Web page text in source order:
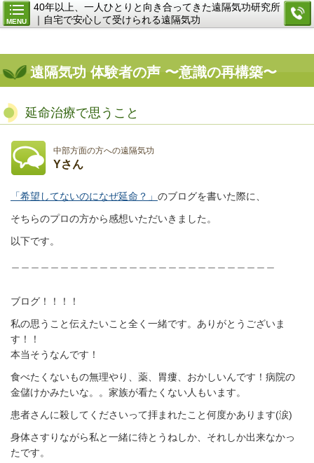
MENU
40年以上、一人ひとりと向き合ってきた遠隔気功研究所
｜自宅で安心して受けられる遠隔気功
遠隔気功 体験者の声 〜意識の再構築〜
延命治療で思うこと
中部方面の方への遠隔気功
Yさん
「希望してないのになぜ延命？」 のブログを書いた際に、
そちらのプロの方から感想いただいきました。
以下です。
ブログ！！！！
私の思うこと伝えたいこと全く一緒です。ありがとうございま
す！！
本当そうなんです！
食べたくないもの無理やり、薬、胃瘻、おかしいんです！病院の
金儲けかみたいな。。家族が看たくない人もいます。
患者さんに殺してくださいって拝まれたこと何度かあります(涙)
身体さすりながら私と一緒に待とうねしか、それしか出来なかっ
たです。